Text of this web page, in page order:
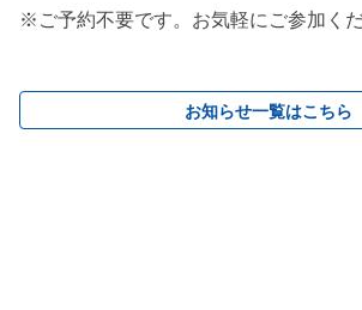
※ご予約不要です。お気軽にご参加く
お知らせ一覧はこちら